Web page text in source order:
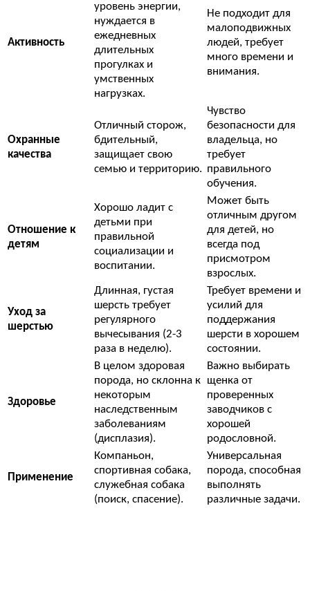
Активность
уровень энергии,
нуждается в
ежедневных
длительных
прогулках и
умственных
нагрузках.
Не подходит для
малоподвижных
людей, требует
много времени и
внимания.
Охранные
качества
Отличный сторож,
бдительный,
защищает свою
семью и территорию.
Чувство
безопасности для
владельца, но
требует
правильного
обучения.
Отношение к
детям
Хорошо ладит с
детьми при
правильной
социализации и
воспитании.
Может быть
отличным другом
для детей, но
всегда под
присмотром
взрослых.
Уход за
шерстью
Длинная, густая
шерсть требует
регулярного
вычесывания (2-3
раза в неделю).
Требует времени и
усилий для
поддержания
шерсти в хорошем
состоянии.
Здоровье
В целом здоровая
порода, но склонна к
некоторым
наследственным
заболеваниям
(дисплазия).
Важно выбирать
щенка от
проверенных
заводчиков с
хорошей
родословной.
Применение
Компаньон,
спортивная собака,
служебная собака
(поиск, спасение).
Универсальная
порода, способная
выполнять
различные задачи.